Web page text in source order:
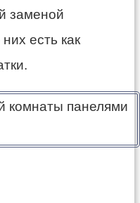
заменой
есть как